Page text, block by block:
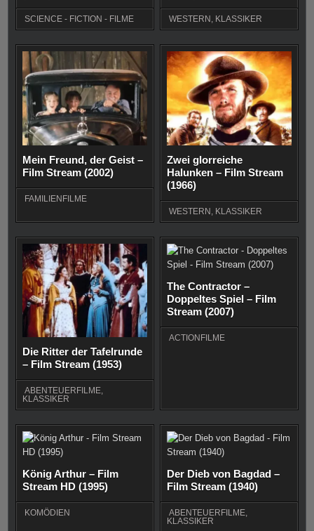
SCIENCE - FICTION - FILME WESTERN , KLASSIKER
Mein Freund, der Geist –
Film Stream (2002)
FAMILIENFILME
Zwei glorreiche
Halunken – Film Stream
(1966)
WESTERN KLASSIKER
Die Ritter der Tafelrunde
– Film Stream (1953)
ABENTEUERFILME,
KLASSIKER
The Contractor –
Doppeltes Spiel – Film
Stream (2007)
ACTIONFILME
König Arthur – Film
Stream HD (1995)
KOMÖDIEN
Der Dieb von Bagdad –
Film Stream (1940)
ABENTEUERFILME,
KLASSIKER